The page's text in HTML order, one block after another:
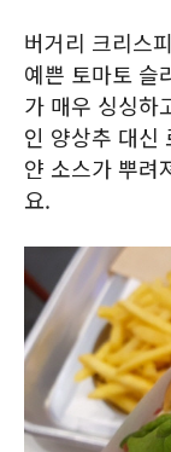
버거리 크리스
예쁜 토마토 슬
가 매우 싱싱하
인 양상추 대신
얀 소스가 뿌려
요.